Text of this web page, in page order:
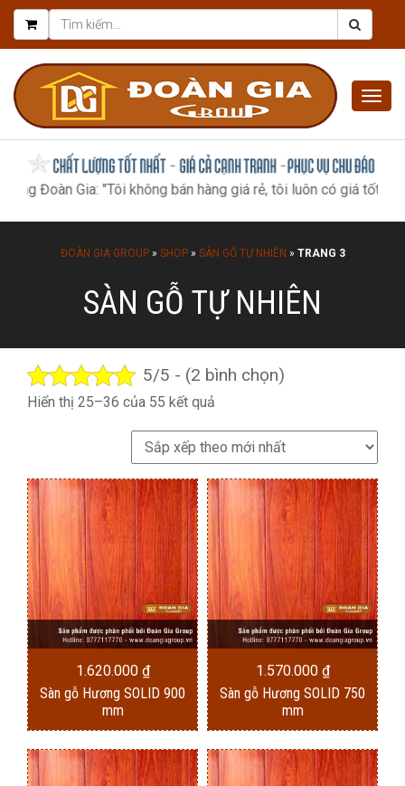
Đoàn Gia: "Tôi không bán hàng giá rẻ, tôi luôn có giá tốt nhất,
ĐOÀN GIA GROUP» SHOP» SÀN GỖ TỰ NHIÊN » TRANG 3
SÀN GỖ TỰ NHIÊN
5/5 - (2 bình chọn)
Hiển thị 25–36 của 55 kết quả
sắp
xếp
theo
mới
nhất
1.620.000 ₫
Sàn gỗ Hương SOLID 900
mm
1.570.000 ₫
Sàn gỗ Hương SOLID 750
mm